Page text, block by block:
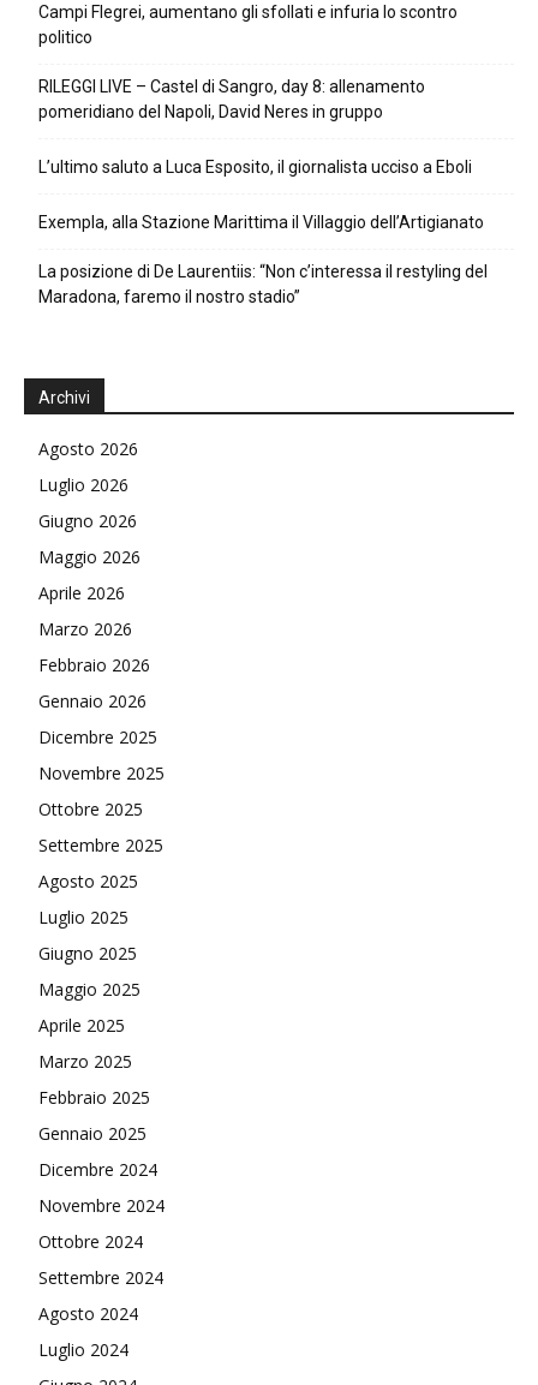
Campi Flegrei, aumentano gli sfollati e infuria lo scontro
politico
RILEGGI LIVE – Castel di Sangro, day 8: allenamento
pomeridiano del Napoli, David Neres in gruppo
L’ultimo saluto a Luca Esposito, il giornalista ucciso a Eboli
Exempla, alla Stazione Marittima il Villaggio dell’Artigianato
La posizione di De Laurentiis: “Non c’interessa il restyling del
Maradona, faremo il nostro stadio”
Archivi
Agosto 2026
Luglio 2026
Giugno 2026
Maggio 2026
Aprile 2026
Marzo 2026
Febbraio 2026
Gennaio 2026
Dicembre 2025
Novembre 2025
Ottobre 2025
Settembre 2025
Agosto 2025
Luglio 2025
Giugno 2025
Maggio 2025
Aprile 2025
Marzo 2025
Febbraio 2025
Gennaio 2025
Dicembre 2024
Novembre 2024
Ottobre 2024
Settembre 2024
Agosto 2024
Luglio 2024